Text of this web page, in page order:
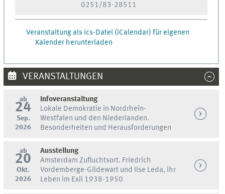
0251/83-28511
Veranstaltung als ics-Datei (iCalendar) für eigenen
Kalender herunterladen
VERANSTALTUNGEN
ab
24
Sep.
2026
Infoveranstaltung
Lokale Demokratie in Nordrhein-
Westfalen und den Niederlanden.
Besonderheiten und Herausforderungen
ab
20
Okt.
2026
Ausstellung
Amsterdam Zufluchtsort. Friedrich
Vordemberge-Gildewart und Ilse Leda, ihr
Leben im Exil 1938-1950